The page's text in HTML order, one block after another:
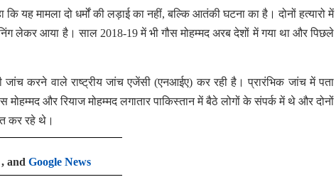
यह मामला दो धर्मों की लड़ाई का नहीं, बल्कि आतंकी घटना का है। दोनों हत्यारो में
लेकर आया है। साल 2018-19 में भी गौस मोहम्मद अरब देशों में गया था और पिछले
करने वाले राष्ट्रीय जांच एजेंसी (एनआईए) कर रही है। प्रारंभिक जांच में पता
और रियाज मोहम्मद लगातार पाकिस्तान में बैठे लोगों के संपर्क में थे और दोनों
कर रहे थे।
, and Google News